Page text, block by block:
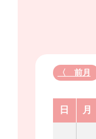
〈 前月
日 月